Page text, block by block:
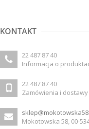
KONTAKT
22 487 87 40
Informacja o
22 487 87 40
Zamówienia i dostawy
Mokotowska 58, 00-